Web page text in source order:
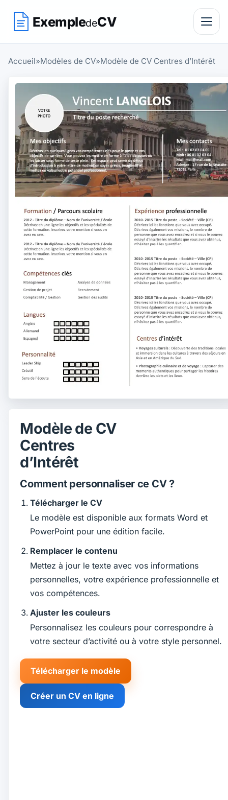
ExempledeCV
Accueil»Modèles de CV»Modèle de CV Centres d’Intérêt
Modèle de CV
Centres
d’Intérêt
Comment personnaliser ce CV ?
Télécharger le CV
Le modèle est disponible aux formats Word et
PowerPoint pour une édition facile.
Remplacer le contenu
Mettez à jour le texte avec vos informations
personnelles, votre expérience professionnelle et
vos compétences.
Ajuster les couleurs
Personnalisez les couleurs pour correspondre à
votre secteur d’activité ou à votre style personnel.
Télécharger le modèle
Créer un CV en ligne